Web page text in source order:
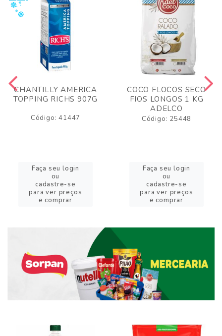
CHANTILLY AMERICA
TOPPING RICHS 907G
Código: 41447
Faça seu login
ou
cadastre-se
para ver preços
e comprar
COCO FLOCOS SECO
FIOS LONGOS 1 KG
ADELCO
Código: 25448
Faça seu login
ou
cadastre-se
para ver preços
e comprar